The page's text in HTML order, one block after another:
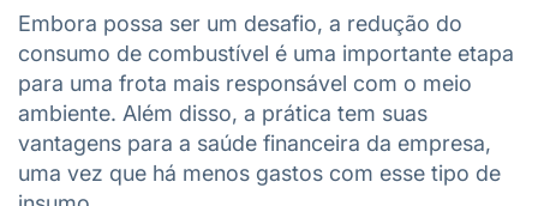
Embora possa ser um desafio, a redução do
consumo de combustível é uma importante etapa
para uma frota mais responsável com o meio
ambiente. Além disso, a prática tem suas
vantagens para a saúde financeira da empresa,
uma vez que há menos gastos com esse tipo de